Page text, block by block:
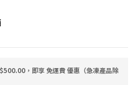
，即享 免運費 優惠（急凍產品除